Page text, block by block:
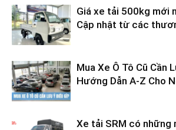
Giá xe tải 500kg mới
Cập nhật từ các
Mua Xe Ô Tô Cũ Cần
Hướng Dẫn A-Z Cho
Xe tải SRM có những